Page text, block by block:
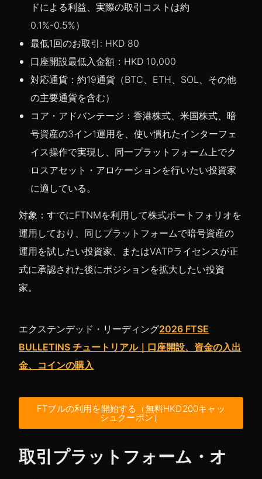
ドによる利益、実際の取引コストは約
0.1%-0.5%）
最低1回のお取引: HKD 80
口座開設最低入金額：HKD 10,000
対応通貨：約19通貨（BTC、ETH、SOL、その他
の主要通貨を含む）
コア・アドバンテージ：香港株式、米国株式、暗
号資産の3イン1運用を、使い慣れたインターフェ
イス操作で実現し、同一プラットフォーム上でク
ロスアセット・アロケーションを行いたい投資家
に適している。
対象：すでにFTNMを利用して株式ポートフォリオを
運用しており、同じプラットフォームで暗号資産の
運用を試したい投資家、またはVATPライセンスが正
式に承認された後にポジションを拡大したい投資
家。
エクステンデッド・リーディング2026 FTSE
BULLETINS チュートリアル｜口座開設、資金の入出
金、コインの購入
FTブルの利用を開始する（無料HKD200キャッ
シュクーポン）
取引プラットフォーム・オ